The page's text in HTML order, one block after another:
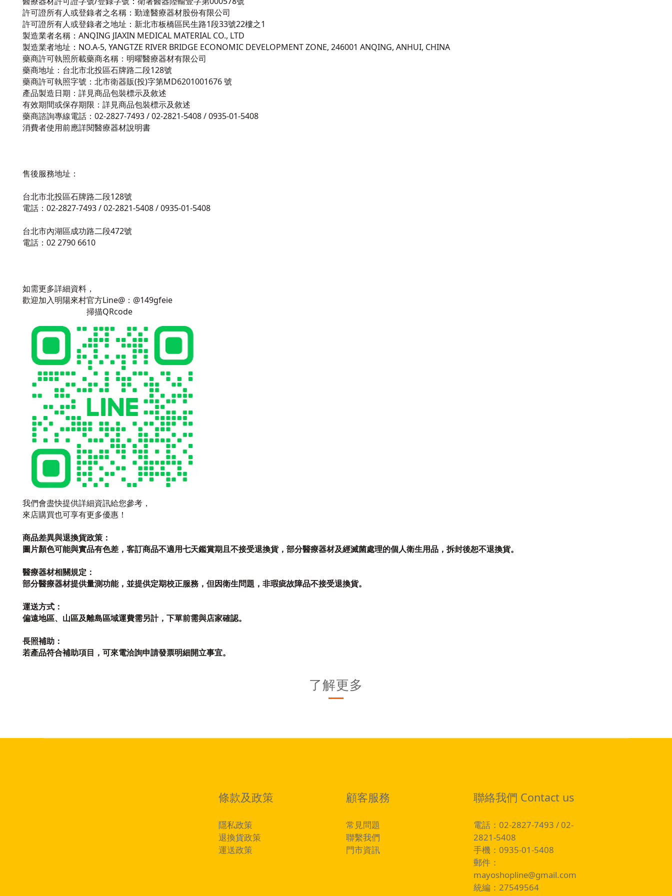
許可證所有人或登錄者之名稱 ： 勤達醫療器材股份有限公司
許可證所有人或登錄者之地址 ： 新北市板橋區民生路1段33號22樓之1
製造業者名稱 ： ANQING JIAXIN MEDICAL MATERIAL CO., LTD
製造業者地址 ： NO.A-5, YANGTZE RIVER BRIDGE ECONOMIC DEVELOPMENT ZONE, 246001 ANQING, ANHUI, CHINA
藥商許可執照所載藥商名稱：明曜醫療器材有限公司
藥商地址：台北市北投區石牌路二段128號
藥商許可執照字號：北市衛器販(投)字第MD6201001676 號
產品製造日期：詳見商品包裝標示及敘述
有效期間或保存期限：詳見商品包裝標示及敘述
藥商諮詢專線電話：02-2827-7493 / 02-2821-5408 / 0935-01-5408
消費者使用前應詳閱醫療器材說明書
售後服務地址：
台北市北投區石牌路二段128號
電話：02-2827-7493 / 02-2821-5408 / 0935-01-5408
台北市內湖區成功路二段472號
電話：02 2790 6610
如需更多詳細資料，
歡迎加入明陽來村官方Line@：@149gfeie
掃描QRcode
我們會盡快提供詳細資訊給您參考，
來店購買也可享有更多優惠！
商品差異與退換貨政策：
圖片顏色可能與實品有色差，客訂商品不適用七天鑑賞期且不接受退換貨，部分醫療器材及經滅菌處理的個人衛生用品，拆封後恕不退換貨。
醫療器材相關規定：
部分醫療器材提供量測功能，並提供定期校正服務，但因衛生問題，非瑕疵故障品不接受退換貨。
運送方式：
偏遠地區、山區及離島區域運費需另計，下單前需與店家確認。
長照補助：
若產品符合補助項目，可來電洽詢申請發票明細開立事宜。
了解更多
條款及政策
隱私政策
退換貨政策
運送政策
顧客服務
常見問題
聯繫我們
門市資訊
聯絡我們 Contact us
電話：02-2827-7493 / 02-
2821-5408
手機：0935-01-5408
郵件：
mayoshopline@gmail.com
統編：27549564